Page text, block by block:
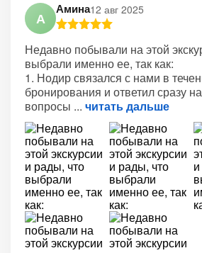
А
Амина12 авг 2025
Недавно побывали на этой
выбрали именно ее, так как:
1. Нодир связался с нами в
бронирования и ответил сразу
вопросы
читать дальше